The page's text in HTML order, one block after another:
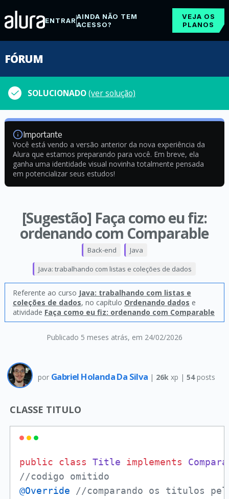
ENTRARAINDA NÃO TEM
ACESSO?
VEJA OS
PLANOS
FÓRUM
SOLUCIONADO(ver solução)
Importante
Você está vendo a versão anterior da nova experiência da
Alura que estamos preparando para você. Em breve, ela
ganha uma identidade visual novinha totalmente pensada
em potencializar seus estudos!
[Sugestão] Faça como eu fiz:
ordenando com Comparable
Publicado 5 meses atrás, em 24/02/2026
Back-end Java
Java: trabalhando com listas e coleções de dados
Referente ao curso Java: trabalhando com listas e
coleções de dados, no capítulo Ordenando dados e
atividade Faça como eu fiz: ordenando com Comparable
por Gabriel Holanda Da Silva | 26k xp | 54posts
CLASSE TITULO
public class Title implements
//codigo omitido
@Override
//comparando os titulos